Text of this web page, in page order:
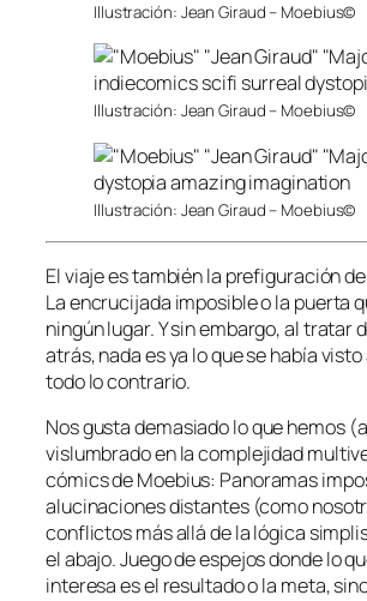
Illustración: Jean Giraud – Moebius©
Illustración: Jean Giraud – Moebius©
Illustración: Jean Giraud – Moebius©
El viaje es también la prefiguración
La encrucijada imposible o la puerta
ningún lugar. Y sin embargo, al tratar
atrás, nada es ya lo que se había
todo lo contrario.
Nos gusta demasiado lo que hemos
vislumbrado en la complejidad
cómics de Moebius: Panoramas
alucinaciones distantes (como
conflictos más allá de la lógica
el abajo. Juego de espejos donde lo
interesa es el resultado o la meta,